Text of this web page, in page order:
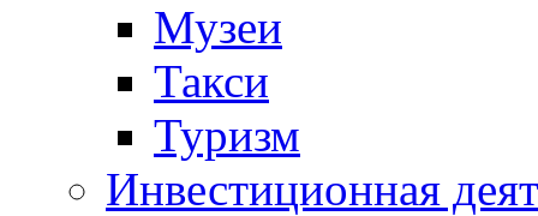
Музеи
Такси
Туризм
Инвестиционная